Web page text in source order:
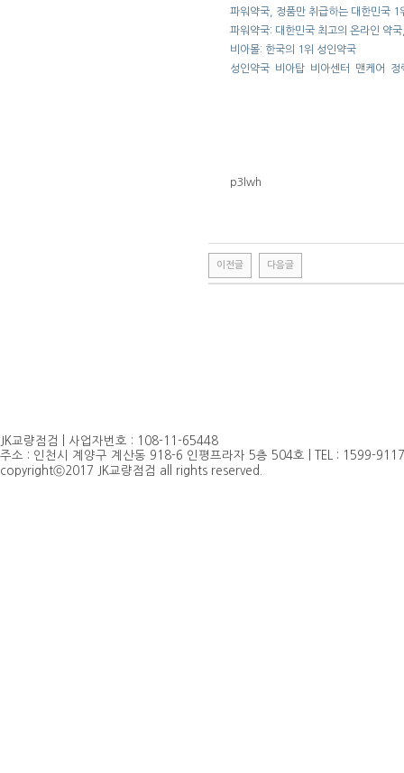
파워약국, 정품만 취급하는 대한민국 1
파워약국: 대한민국 최고의 온라인 약
비아몰: 한국의 1위 성인약국
성인약국 비아탑 비아센터 맨케어 정
p3lwh
이전글 다음글
JK교량점검 | 사업자번호 : 108-11-65448
주소 : 인천시 계양구 계산동 918-6 인평프라자 5층 504호 | TEL : 1599-
copyrightⓒ2017 JK교량점검 all rights reserved.